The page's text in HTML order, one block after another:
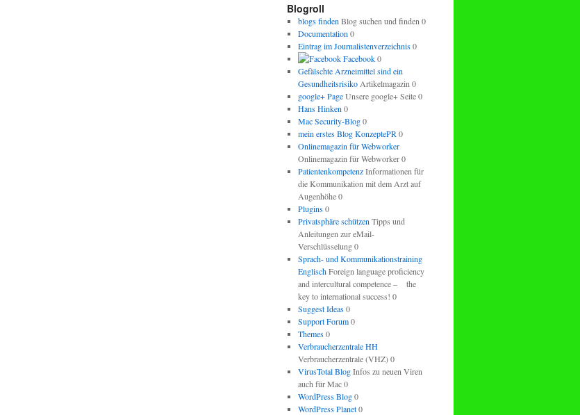
Blogroll
blogs finden Blog suchen und finden 0
Documentation 0
Eintrag im Journalistenverzeichnis0
Facebook0
Gefälschte Arzneimittel sind ein
GesundheitsrisikoArtikelmagazin 0
google+ PageUnsere google+ Seite 0
Hans Hinken 0
Mac Security-Blog0
mein erstes Blog KonzeptePR 0
Onlinemagazin für Webworker
Onlinemagazin für Webworker 0
PatientenkompetenzInformationen für
die Kommunikation mit dem Arzt auf
Augenhöhe 0
Plugins0
Privatsphäre schützen Tipps und
Anleitungen zur eMail-
Verschlüsselung 0
Sprach- und Kommunikationstraining
EnglischForeign language proficiency
and intercultural competence – the
key to international success! 0
Suggest Ideas0
Support Forum0
Themes0
Verbraucherzentrale HH
Verbraucherzentrale (VHZ) 0
VirusTotal BlogInfos zu neuen Viren
auch für Mac 0
WordPress Blog0
WordPress Planet0